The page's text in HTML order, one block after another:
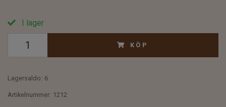
I lager
KÖP
Lagersaldo: 6
Artikelnummer: 1212